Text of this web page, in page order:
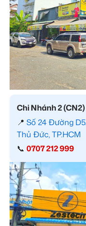
Chi Nhánh 2 (CN2)
📍 Số 24 Đường
Thủ Đức, TP.HCM
📞 0707 212 999